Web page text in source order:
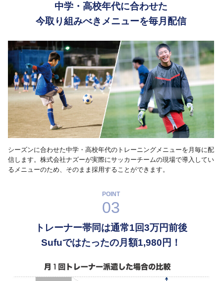
中学・高校年代に合わせた
今取り組みべきメニューを毎月配信
シーズンに合わせた中学・高校年代のトレーニングメニューを月毎に配
信します。株式会社ナズーが実際にサッカーチームの現場で導入してい
るメニューのため、そのまま採用することができます。
POINT
03
トレーナー帯同は通常1回3万円前後
Sufuではたったの月額1,980円！